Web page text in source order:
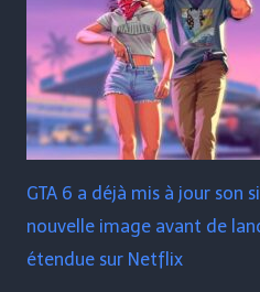
GTA 6 a déjà mis à jour son
nouvelle image avant de
étendue sur Netflix